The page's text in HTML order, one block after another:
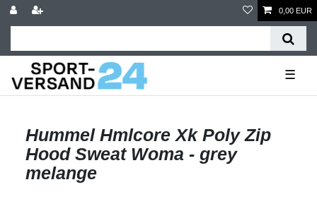
0,00 EUR
☰
Hummel Hmlcore Xk Poly Zip
Hood Sweat Woma - grey
melange